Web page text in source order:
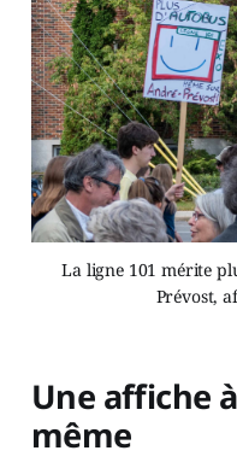
La ligne 101 mérite
Prévost,
Une affiche
même